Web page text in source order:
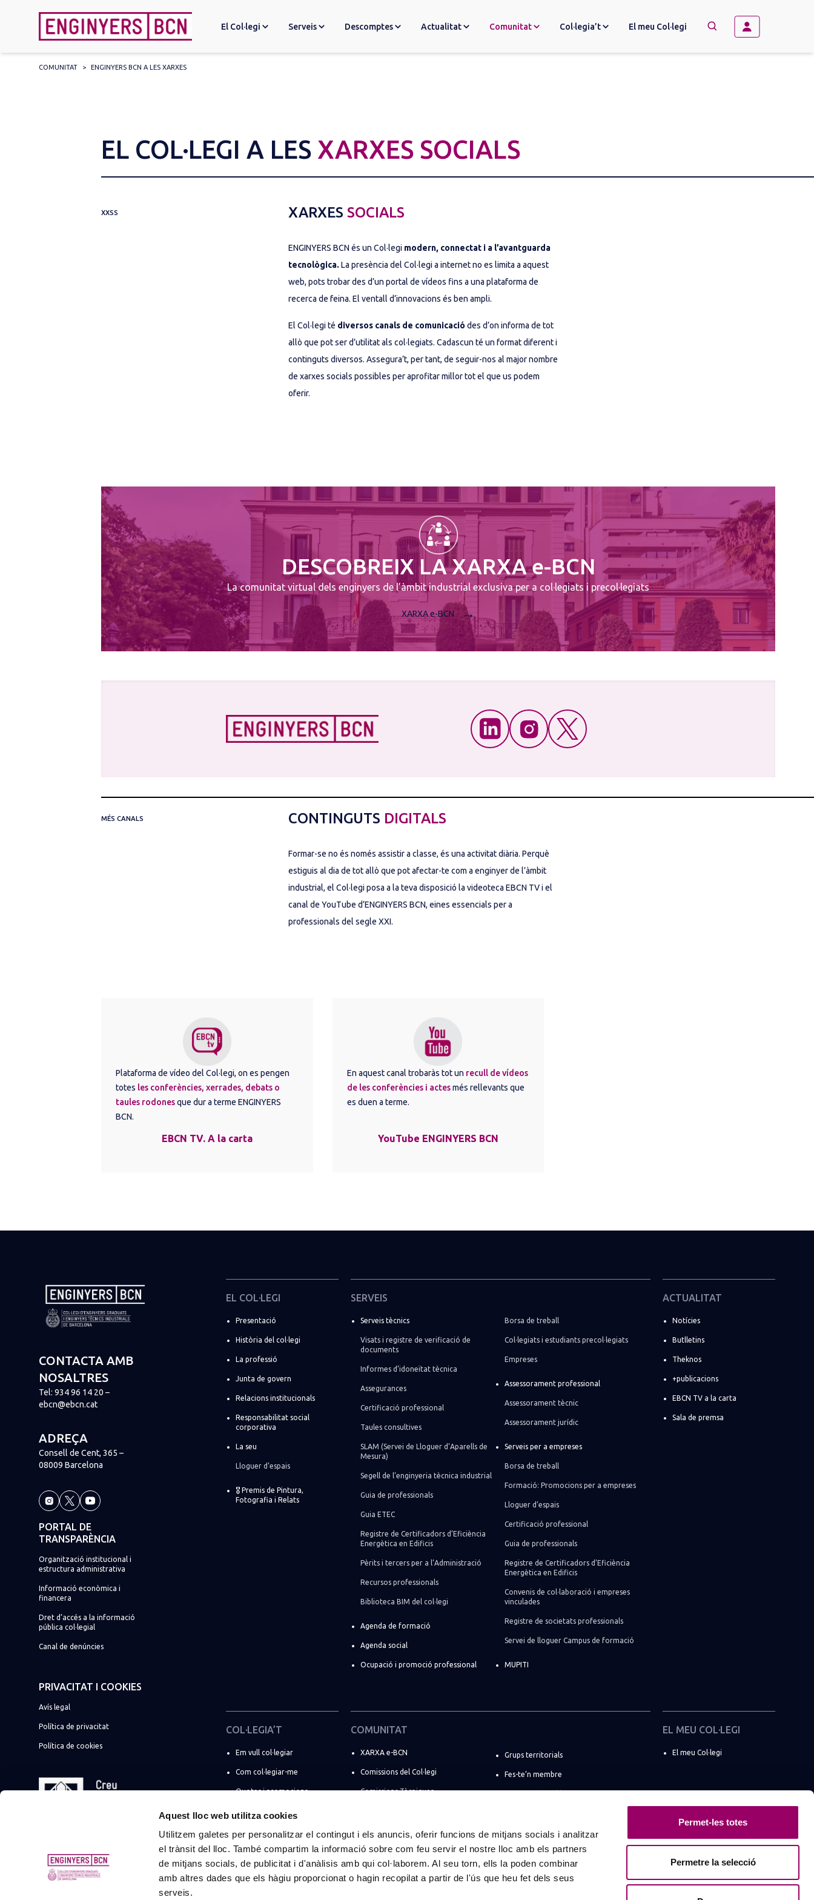
Aquest lloc web utilitza cookies
Utilitzem galetes per personalitzar el contingut i els anuncis, oferir funcions de mitjans socials i analitzar
el trànsit del lloc. També compartim la informació sobre com feu servir el nostre lloc amb els partners
de mitjans socials, de publicitat i d'anàlisis amb qui col·laborem. Al seu torn, ells la poden combinar
amb altres dades que els hàgiu proporcionat o hagin recopilat a partir de l'ús que heu fet dels seus
serveis.
Permet-les totes
Permetre la selecció
El Col·legi Serveis Descomptes Actualitat Comunitat Col·legia’t El meu Col·legi
COMUNITAT > ENGINYERS BCN A LES XARXES
EL COL·LEGI A LES XARXES SOCIALS
XXSS XARXES SOCIALS
ENGINYERS BCN és un Col·legi modern, connectat i a l’avantguarda
tecnològica. La presència del Col·legi a internet no es limita a aquest
web, pots trobar des d’un portal de vídeos fins a una plataforma de
recerca de feina. El ventall d’innovacions és ben ampli.
El Col·legi té diversos canals de comunicació des d’on informa de tot
allò que pot ser d’utilitat als col·legiats. Cadascun té un format diferent i
continguts diversos. Assegura’t, per tant, de seguir-nos al major nombre
de xarxes socials possibles per aprofitar millor tot el que us podem
oferir.
DESCOBREIX LA XARXA e-BCN
La comunitat virtual dels enginyers de l’àmbit industrial exclusiva per a col·legiats i precol·legiats
XARXA e-BCN →
MÉS CANALS CONTINGUTS DIGITALS
Formar-se no és només assistir a classe, és una activitat diària. Perquè
estiguis al dia de tot allò que pot afectar-te com a enginyer de l’àmbit
industrial, el Col·legi posa a la teva disposició la videoteca EBCN TV i el
canal de YouTube d’ENGINYERS BCN, eines essencials per a
professionals del segle XXI.
Plataforma de vídeo del Col·legi, on es pengen
totes les conferències, xerrades, debats o
taules rodones que dur a terme ENGINYERS
BCN.
EBCN TV. A la carta
En aquest canal trobaràs tot un recull de vídeos
de les conferències i actesmés rellevants que
es duen a terme.
YouTube ENGINYERS BCN
CONTACTA AMB
NOSALTRES
Tel: 934 96 14 20 –
ebcn@ebcn.cat
ADREÇA
Consell de Cent, 365 –
08009 Barcelona
PORTAL DE
TRANSPARÈNCIA
Organització institucional i
estructura administrativa
Informació econòmica i
financera
Dret d’accés a la informació
pública col·legial
Canal de denúncies
PRIVACITAT I COOKIES
Avís legal
Política de privacitat
Política de cookies
EL COL·LEGI
Presentació
Història del col·legi
La professió
Junta de govern
Relacions institucionals
Responsabilitat social
corporativa
La seu
Lloguer d’espais
🎖️ Premis de Pintura,
Fotografia i Relats
SERVEIS
Serveis tècnics
Visats i registre de verificació de
documents
Informes d’idoneïtat tècnica
Assegurances
Certificació professional
Taules consultives
SLAM (Servei de Lloguer d’Aparells de
Mesura)
Segell de l’enginyeria tècnica industrial
Guia de professionals
Guia ETEC
Registre de Certificadors d’Eficiència
Energètica en Edificis
Pèrits i tercers per a l’Administració
Recursos professionals
Biblioteca BIM del col·legi
Agenda de formació
Agenda social
Ocupació i promoció professional
Borsa de treball
Col·legiats i estudiants precol·legiats
Empreses
Assessorament professional
Assessorament tècnic
Assessorament jurídic
Serveis per a empreses
Borsa de treball
Formació: Promocions per a empreses
Lloguer d’espais
Certificació professional
Guia de professionals
Registre de Certificadors d’Eficiència
Energètica en Edificis
Convenis de col·laboració i empreses
vinculades
Registre de societats professionals
Servei de lloguer Campus de formació
MUPITI
ACTUALITAT
Notícies
Butlletins
Theknos
+publicacions
EBCN TV a la carta
Sala de premsa
COL·LEGIA’T
Em vull col·legiar
Com col·legiar-me
Quotes i promocions
☀️ Promoció d’estiu
Soc estudiant
Més tràmits
Suma la teva empresa
COMUNITAT
XARXA e-BCN
Comissions del Col·legi
Comissions Tècniques
Comissions Socials
Comissions de règim especial
Grups territorials
Fes-te’n membre
ENGINYERS BCN a les xarxes
Espais de networking
EL MEU COL·LEGI
El meu Col·legi